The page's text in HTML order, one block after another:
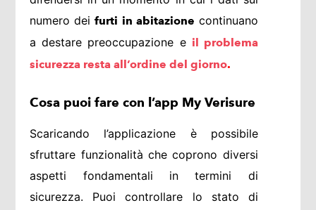
numero deifurti in abitazione continuano
a destare preoccupazione e il problema
sicurezza resta all’ordine del giorno.
Cosa puoi fare con l’app My Verisure
Scaricando l’applicazione è possibile
sfruttare funzionalità che coprono diversi
aspetti fondamentali in termini di
sicurezza. Puoi controllare lo stato di